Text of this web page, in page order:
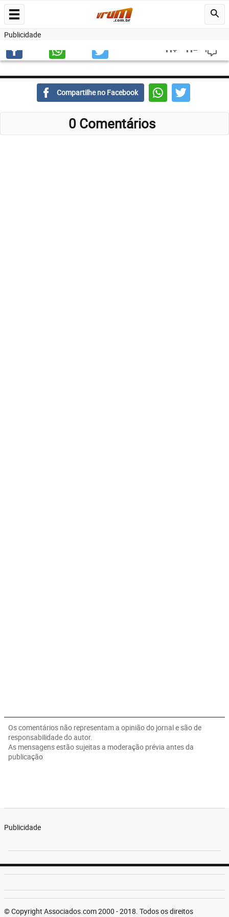
Publicidade
Compartilhe no Facebook
0 Comentários
Os comentários não representam a opinião do jornal e são de
responsabilidade do autor.
As mensagens estão sujeitas a moderação prévia antes da
publicação
Publicidade
© Copyright Associados.com 2000 - 2018. Todos os direitos